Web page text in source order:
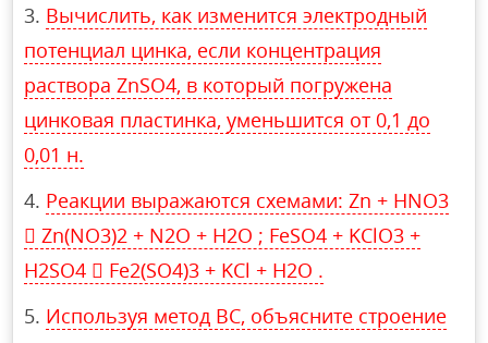
Вычислить, как изменится электродный
потенциал цинка, если концентрация
раствора ZnSO4, в который погружена
цинковая пластинка, уменьшится от 0,1 до
0,01 н.
Реакции выражаются схемами: Zn + HNO3
 Zn(NO3)2 + N2O + H2O ; FeSO4 + KClO3 +
H2SO4  Fe2(SO4)3 + KCl + H2O .
Используя метод ВС, объясните строение